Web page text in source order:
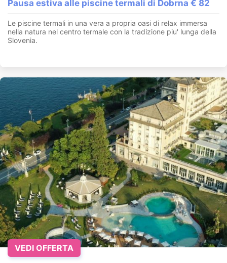
Pausa estiva alle piscine termali di Dobrna € 82
Le piscine termali in una vera a propria oasi di relax immersa
nella natura nel centro termale con la tradizione piu' lunga della
Slovenia.
VEDI OFFERTA